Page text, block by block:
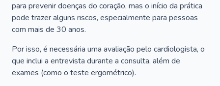
para prevenir doenças do coração, mas o início da prática
pode trazer alguns riscos, especialmente para pessoas
com mais de 30 anos.
Por isso, é necessária uma avaliação pelo cardiologista, o
que inclui a entrevista durante a consulta, além de
exames (como o teste ergométrico).